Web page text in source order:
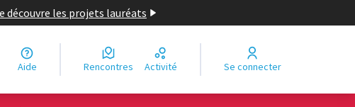
découvre les projets lauréats
Aide Rencontres Activité Se connecter